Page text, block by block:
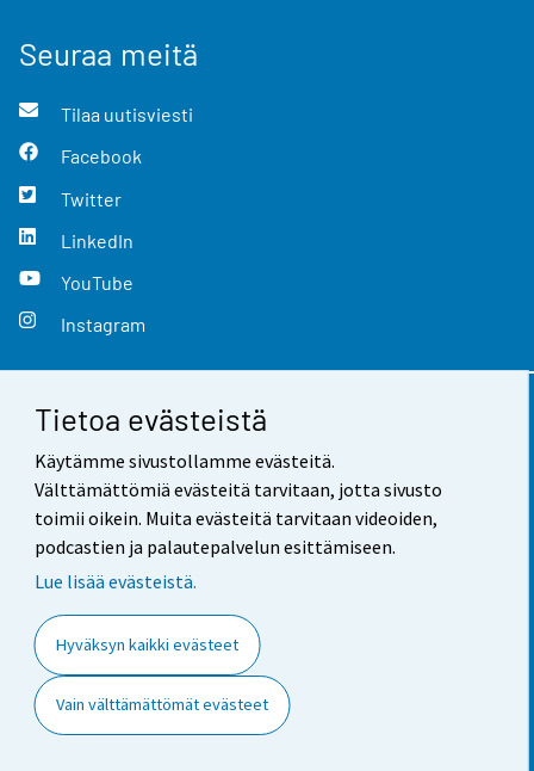
Tietoa evästeistä
Käytämme sivustollamme evästeitä.
Välttämättömiä evästeitä tarvitaan, jotta sivusto
toimii oikein. Muita evästeitä tarvitaan videoiden,
podcastien ja palautepalvelun esittämiseen.
Lue lisää evästeistä.
Hyväksyn kaikki evästeet
Vain välttämättömät evästeet
Seuraa meitä
Tilaa uutisviesti
Facebook
Twitter
LinkedIn
YouTube
Instagram
Yhteystiedot
Palaute
Käyttöehdot
Saavutettavuus
Tietoa sivustosta
Evästeasetukset